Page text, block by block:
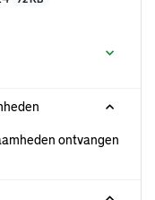
ontvangen